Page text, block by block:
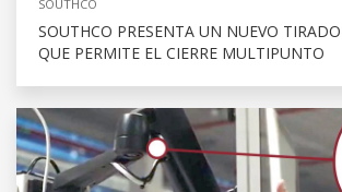
SOUTHCO
SOUTHCO PRESENTA UN NUEVO
QUE PERMITE EL CIERRE MULTIPUNTO